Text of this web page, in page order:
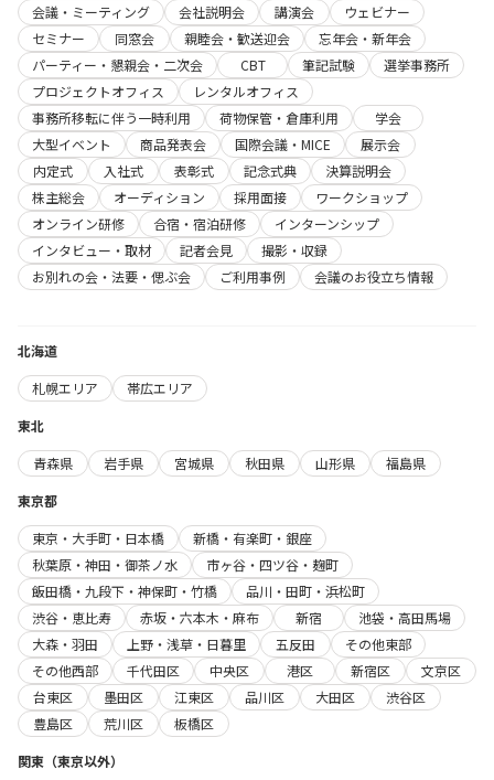
会議・ミーティング
会社説明会 講演会
ウェビナー
セミナー
同窓会 親睦会・歓送迎会
忘年会・新年会
パーティー・懇親会・二次会
CBT 筆記試験
選挙事務所
プロジェクトオフィス
レンタルオフィス
事務所移転に伴う一時利用
荷物保管・倉庫利用
学会
大型イベント
商品発表会 国際会議・MICE
展示会
内定式
入社式 表彰式 記念式典
決算説明会
株主総会
オーディション 採用面接
ワークショップ
オンライン研修
合宿・宿泊研修
インターンシップ
インタビュー・取材
記者会見
撮影・収録
お別れの会・法要・偲ぶ会
ご利用事例 会議のお役立ち情報
北海道
札幌エリア
帯広エリア
東北
青森県
岩手県 宮城県 秋田県 山形県
福島県
東京都
東京・大手町・日本橋
新橋・有楽町・銀座
秋葉原・神田・御茶ノ水
市ヶ谷・四ツ谷・麹町
飯田橋・九段下・神保町・竹橋
品川・田町・浜松町
渋谷・恵比寿
赤坂・六本木・麻布 新宿
池袋・高田馬場
大森・羽田
上野・浅草・日暮里 五反田
その他東部
その他西部
千代田区 中央区 港区 新宿区
文京区
台東区
墨田区 江東区 品川区 大田区
渋谷区
豊島区
荒川区
板橋区
関東（東京以外）